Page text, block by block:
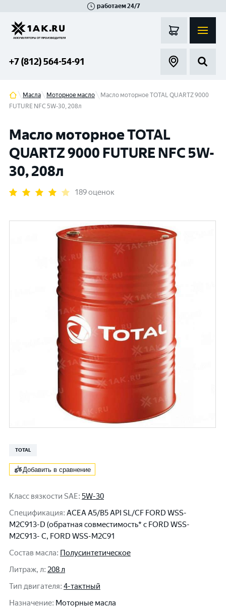
работаем 24/7
+7 (812) 564-54-91
Масла Моторное масло
Масло моторное TOTAL QUARTZ 9000
FUTURE NFC 5W-30, 208л
Масло моторное TOTAL
QUARTZ 9000 FUTURE NFC 5W-
30, 208л
189 оценок
TOTAL
Добавить в сравнение
Класс вязкости SAE: 5W-30
Спецификация: ACEA A5/B5 API SL/CF FORD WSS-
M2C913-D (обратная совместимость* с FORD WSS-
M2C913- C, FORD WSS-M2C91
Состав масла: Полусинтетическое
Литраж, л: 208 л
Тип двигателя: 4-тактный
Назначение: Моторные масла
Гатчина